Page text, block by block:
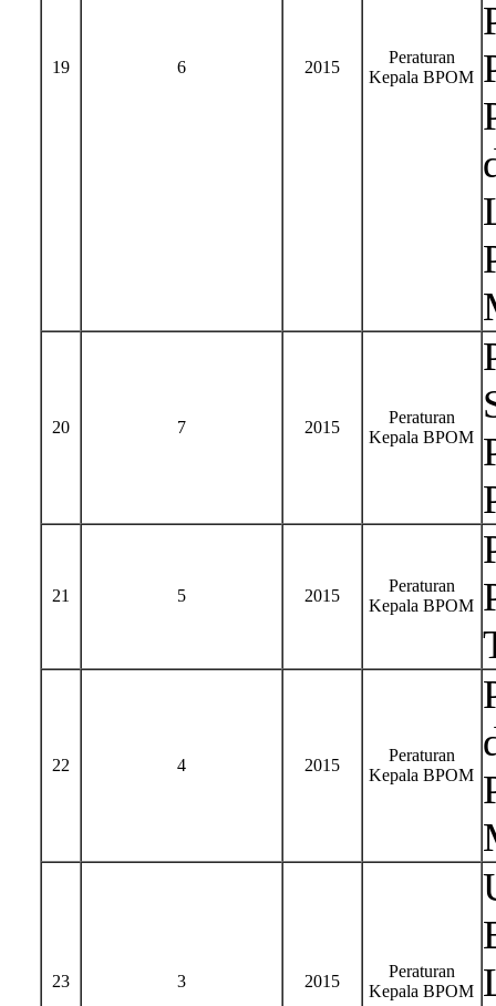
19 6 2015
Peraturan
Kepala BPOM
20 7 2015
Peraturan
Kepala BPOM
21 5 2015
Peraturan
Kepala BPOM
22 4 2015
Peraturan
Kepala BPOM
23 3 2015
Peraturan
Kepala BPOM